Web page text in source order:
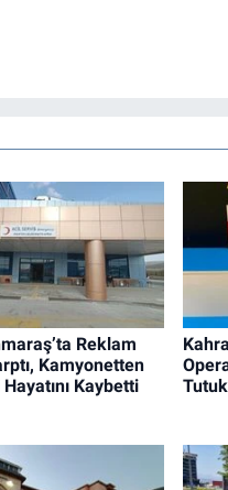
Reklam
Kamyonetten
Kaybetti